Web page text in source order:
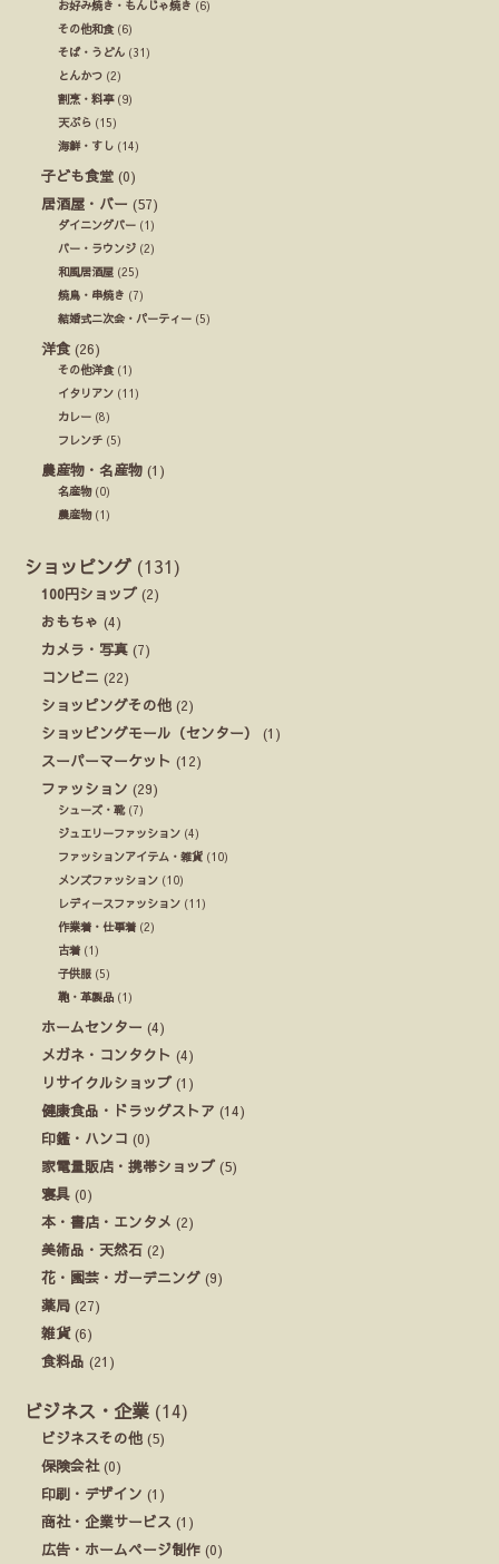
お好み焼き・もんじゃ焼き (6)
その他和食(6)
そば・うどん (31)
とんかつ (2)
割烹・料亭(9)
天ぷら (15)
海鮮・すし (14)
子ども食堂 (0)
居酒屋・バー (57)
ダイニングバー (1)
バー・ラウンジ (2)
和風居酒屋 (25)
焼鳥・串焼き (7)
結婚式ニ次会・パーティー (5)
洋食 (26)
その他洋食(1)
イタリアン (11)
カレー (8)
フレンチ (5)
農産物・名産物 (1)
名産物(0)
農産物(1)
ショッピング (131)
100円ショップ (2)
おもちゃ (4)
カメラ・写真 (7)
コンビニ (22)
ショッピングその他 (2)
ショッピングモール（センター）
(1)
スーパーマーケット (12)
ファッション (29)
シューズ・靴(7)
ジュエリーファッション (4)
ファッションアイテム・雑貨 (10)
メンズファッション (10)
レディースファッション (11)
作業着・仕事着 (2)
古着 (1)
子供服 (5)
鞄・革製品 (1)
ホームセンター (4)
メガネ・コンタクト (4)
リサイクルショップ (1)
健康食品・ドラッグストア (14)
印鑑・ハンコ (0)
家電量販店・携帯ショップ (5)
寝具 (0)
本・書店・エンタメ (2)
美術品・天然石 (2)
花・園芸・ガーデニング (9)
薬局 (27)
雑貨(6)
食料品 (21)
ビジネス・企業 (14)
ビジネスその他 (5)
保険会社(0)
印刷・デザイン (1)
商社・企業サービス (1)
広告・ホームページ制作 (0)